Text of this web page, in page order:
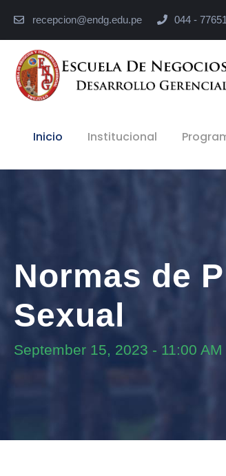
recepcion@endg.edu.pe 044 -
Inicio Institucional
Normas de
Sexual
September 15, 2023 - 11:00 AM